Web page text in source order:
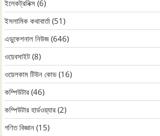
ইলেকট্রনিক্স (6)
ইসলামিক কথাবার্তা (51)
এডুকেশনাল নিউজ (646)
ওয়েবসাইট (8)
ওয়েলকাম টিউন কোড (16)
কম্পিউটার (46)
কম্পিউটার হার্ডওয়্যার (2)
গণিত বিজ্ঞান (15)